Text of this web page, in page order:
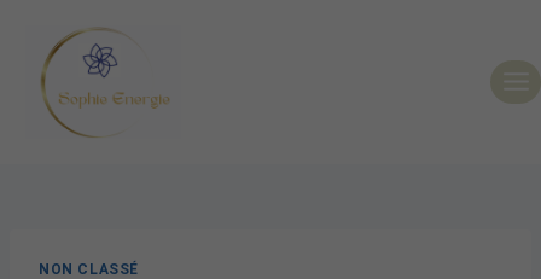
NON CLASSÉ